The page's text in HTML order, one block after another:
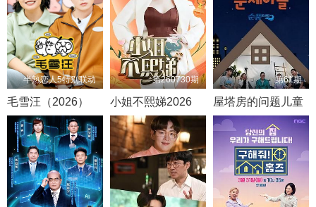
半熟恋人5特别联动
毛雪汪（2026）
第260730期
小姐不熙娣2026
第61期
屋塔房的问题儿童